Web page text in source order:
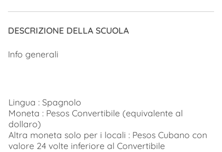
DESCRIZIONE DELLA SCUOLA
Info generali
Lingua : Spagnolo
Moneta : Pesos Convertibile (equivalente al
dollaro)
Altra moneta solo per i locali : Pesos Cubano con
valore 24 volte inferiore al Convertibile